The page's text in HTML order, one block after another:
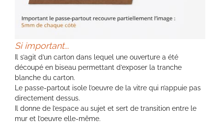
Si important...
Il s’agit d’un carton dans lequel une ouverture a été
découpé en biseau permettant d’exposer la tranche
blanche du carton.
Le passe-partout isole l’oeuvre de la vitre qui n’appuie pas
directement dessus.
Il donne de l’espace au sujet et sert de transition entre le
mur et l’oeuvre elle-même.